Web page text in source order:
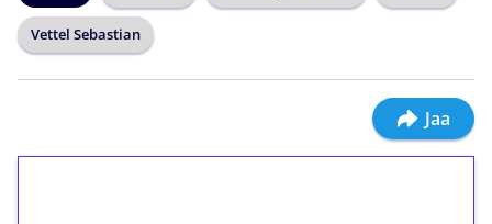
Vettel Sebastian
Jaa